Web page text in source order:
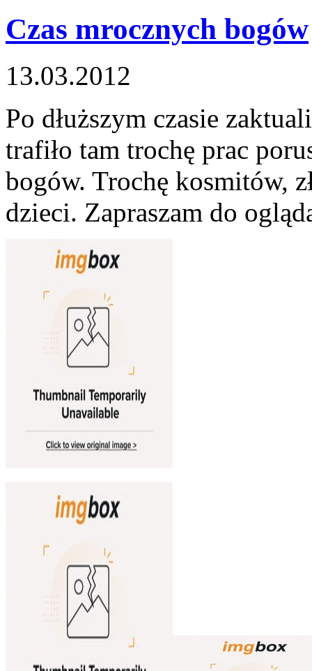
Czas mrocznych bogów
13.03.2012
Po dłuższym czasie
trafiło tam trochę prac
bogów. Trochę kosmitów,
dzieci. Zapraszam do